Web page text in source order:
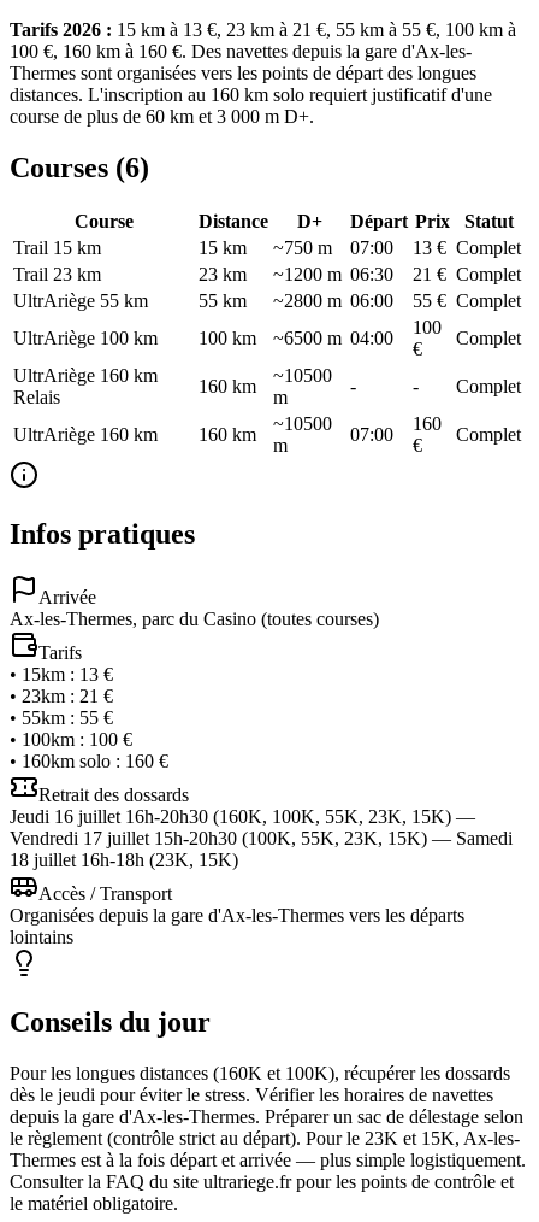
Tarifs 2026 : 15 km à 13 €, 23 km à 21 €, 55 km à 55 €, 100 km à
100 €, 160 km à 160 €. Des navettes depuis la gare d'Ax-les-
Thermes sont organisées vers les points de départ des longues
distances. L'inscription au 160 km solo requiert justificatif d'une
course de plus de 60 km et 3 000 m D+.
Courses (6)
Course Distance D+ Départ Prix
Statut
Trail 15 km
15 km ~750 m 07:00 13 € Complet
Trail 23 km
23 km ~1200 m 06:30 21 € Complet
UltrAriège 55 km
55 km ~2800 m 06:00 55 € Complet
UltrAriège 100 km
100 km ~6500 m 04:00
100
€
Complet
UltrAriège 160 km
Relais
160 km
~10500
m
- - Complet
UltrAriège 160 km 160 km
~10500
m
07:00
160
€
Complet
Infos pratiques
Arrivée
Ax-les-Thermes, parc du Casino (toutes courses)
Tarifs
• 15km : 13 €
• 23km : 21 €
• 55km : 55 €
• 100km : 100 €
• 160km solo : 160 €
Retrait des dossards
Jeudi 16 juillet 16h-20h30 (160K, 100K, 55K, 23K, 15K) —
Vendredi 17 juillet 15h-20h30 (100K, 55K, 23K, 15K) — Samedi
18 juillet 16h-18h (23K, 15K)
Accès / Transport
Organisées depuis la gare d'Ax-les-Thermes vers les départs
lointains
Conseils du jour
Pour les longues distances (160K et 100K), récupérer les dossards
dès le jeudi pour éviter le stress. Vérifier les horaires de navettes
depuis la gare d'Ax-les-Thermes. Préparer un sac de délestage selon
le règlement (contrôle strict au départ). Pour le 23K et 15K, Ax-les-
Thermes est à la fois départ et arrivée — plus simple logistiquement.
Consulter la FAQ du site ultrariege.fr pour les points de contrôle et
le matériel obligatoire.